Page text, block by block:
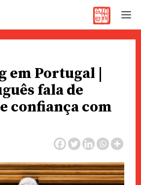
em Portugal |
fala de
confiança com